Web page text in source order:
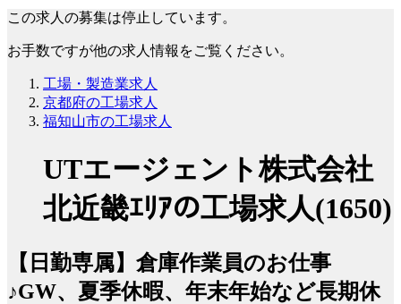
この求人の募集は停止しています。
お手数ですが他の求人情報をご覧ください。
工場・製造業求人
京都府の工場求人
福知山市の工場求人
UTエージェント株式会社
北近畿ｴﾘｱの工場求人(1650)
【日勤専属】倉庫作業員のお仕事
♪GW、夏季休暇、年末年始など長期休